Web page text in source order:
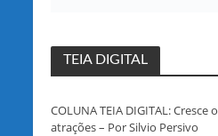
TEIA DIGITAL
COLUNA TEIA DIGITAL:
atrações – Por Silvio Persivo